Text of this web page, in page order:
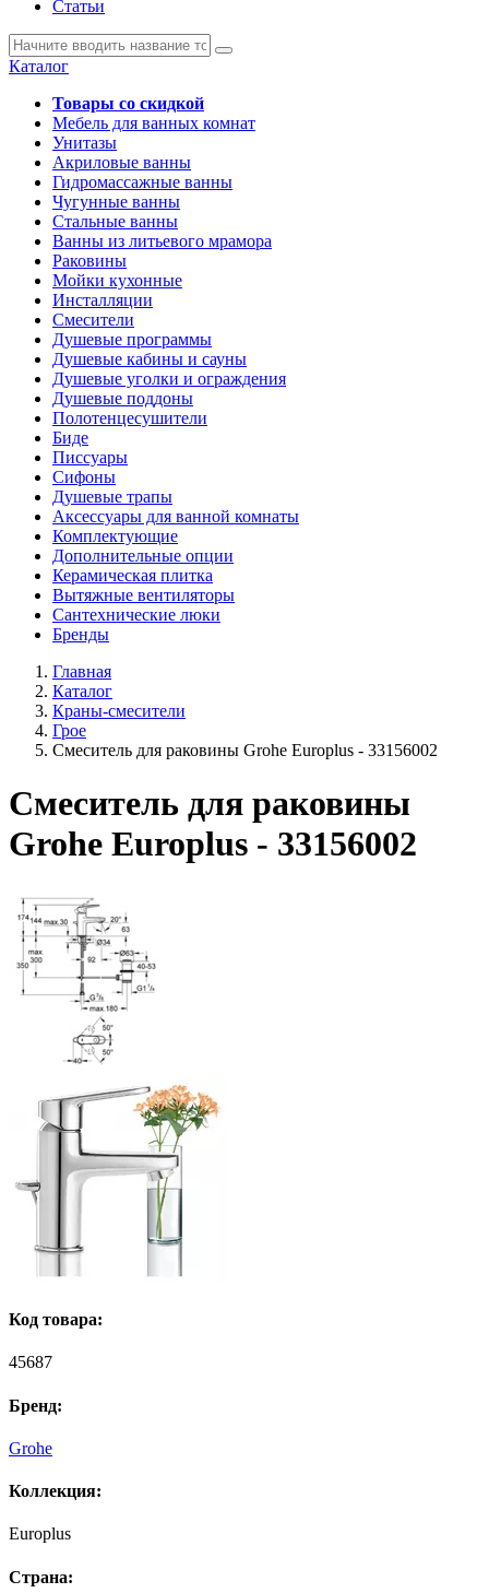
Статьи
Каталог
Товары со скидкой
Мебель для ванных комнат
Унитазы
Акриловые ванны
Гидромассажные ванны
Чугунные ванны
Стальные ванны
Ванны из литьевого мрамора
Раковины
Мойки кухонные
Инсталляции
Смесители
Душевые программы
Душевые кабины и сауны
Душевые уголки и ограждения
Душевые поддоны
Полотенцесушители
Биде
Писсуары
Сифоны
Душевые трапы
Аксессуары для ванной комнаты
Комплектующие
Дополнительные опции
Керамическая плитка
Вытяжные вентиляторы
Сантехнические люки
Бренды
Главная
Каталог
Краны-смесители
Грое
Смеситель для раковины Grohe Europlus - 33156002
Смеситель для раковины
Grohe Europlus - 33156002
Код товара:
45687
Бренд:
Grohe
Коллекция:
Europlus
Страна: